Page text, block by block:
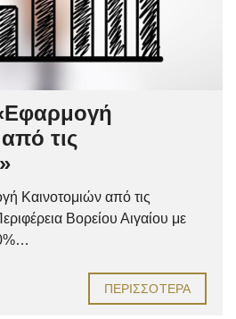
τις
Καινοτομιών από τις
Βορείου Αιγαίου με
ΠΕΡΙΣΣΌΤΕΡΑ